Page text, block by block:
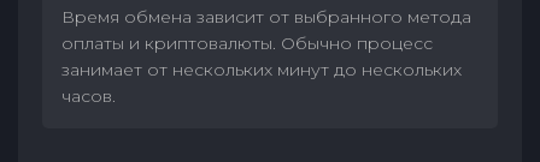
Время обмена зависит от выбранного метода
оплаты и криптовалюты. Обычно процесс
занимает от нескольких минут до нескольких
часов.